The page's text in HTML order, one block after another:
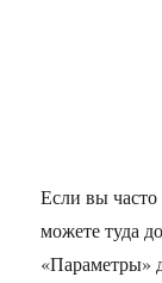
Если вы часто
можете туда
«Параметры»